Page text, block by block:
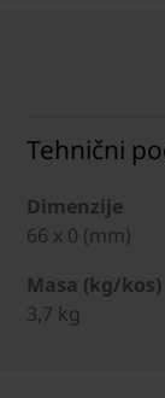
Tehnični
Dimenzije
66 x 0 (mm)
Masa (kg/kos)
3,7 kg